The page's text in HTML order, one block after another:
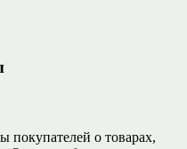
о товарах,